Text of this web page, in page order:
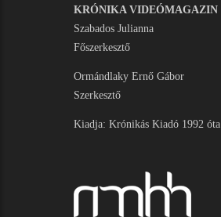
KRÓNIKA VIDEÓMAGAZIN
Szabados Julianna
Főszerkesztő
Ormándlaky Ernő Gábor
Szerkesztő
Kiadja: Krónikás Kiadó 1992 óta.